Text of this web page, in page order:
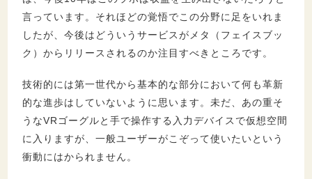
言っています。それほどの覚悟でこの分野に足をいれま
したが、今後はどういうサービスがメタ（フェイスブッ
ク）からリリースされるのか注目すべきところです。
技術的には第一世代から基本的な部分において何も革新
的な進歩はしていないように思います。未だ、あの重そ
うなVRゴーグルと手で操作する入力デバイスで仮想空間
に入りますが、一般ユーザーがこぞって使いたいという
衝動にはかられません。